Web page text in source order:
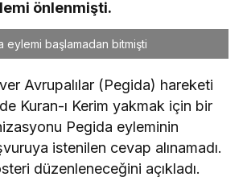
önlenmişti.
eylemi başlamadan bitmişti
Avrupalılar (Pegida) hareketi
Kuran-ı Kerim yakmak için bir
Pegida eyleminin
istenilen cevap alınamadı.
düzenleneceğini açıkladı.